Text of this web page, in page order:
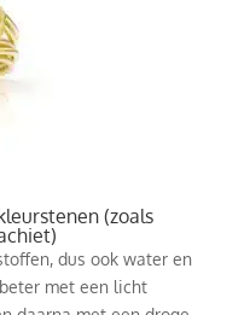
(zoals
dus ook water en
met een licht